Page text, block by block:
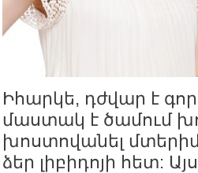
Իհարկե, դժվար է
մաստակ է ծամում
խոստովանել
ձեր լիբիդոյի հետ: